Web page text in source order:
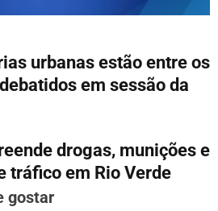
urbanas estão entre os
em sessão da
drogas, munições e
tráfico em Rio Verde
gostar